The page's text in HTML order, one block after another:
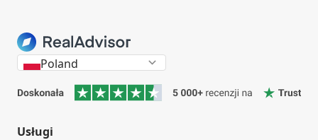
Poland
Usługi